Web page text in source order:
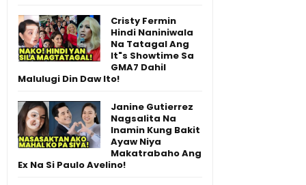
Cristy Fermin
Hindi Naniniwala
Na Tatagal Ang
It"s Showtime Sa
GMA7 Dahil
Malulugi Din Daw Ito!
Janine Gutierrez
Nagsalita Na
Inamin Kung Bakit
Ayaw Niya
Makatrabaho Ang
Ex Na Si Paulo Avelino!